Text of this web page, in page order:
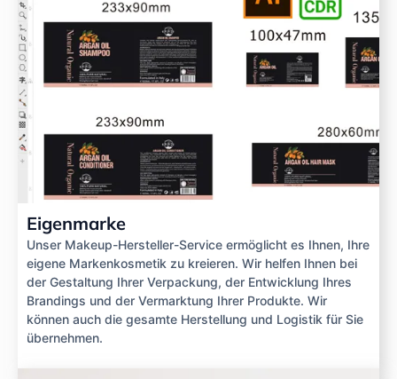
Eigenmarke
Unser Makeup-Hersteller-Service ermöglicht es Ihnen, Ihre
eigene Markenkosmetik zu kreieren. Wir helfen Ihnen bei
der Gestaltung Ihrer Verpackung, der Entwicklung Ihres
Brandings und der Vermarktung Ihrer Produkte. Wir
können auch die gesamte Herstellung und Logistik für Sie
übernehmen.